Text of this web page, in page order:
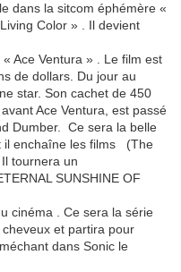
dans la sitcom éphémère «
Color » . Il devient
Ace Ventura » . Le film est
de dollars. Du jour au
star. Son cachet de 450
Ace Ventura, est passé
Dumber. Ce sera la belle
il enchaîne les films (The
tournera un
SUNSHINE OF
cinéma . Ce sera la série
et partira pour
dans Sonic le